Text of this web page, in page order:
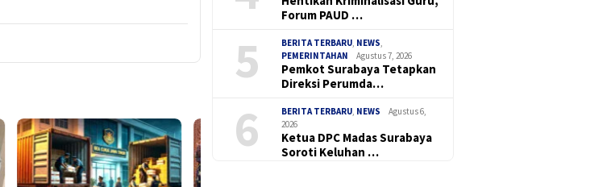
Forum PAUD …
5 BERITA TERBARU NEWS
PEMERINTAHAN
Agustus 7, 2026
Pemkot Surabaya Tetapkan
Direksi Perumda…
6 BERITA TERBARU NEWS
Agustus 6,
2026
Ketua DPC Madas Surabaya
Soroti Keluhan …